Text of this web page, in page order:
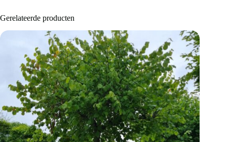
Gerelateerde producten